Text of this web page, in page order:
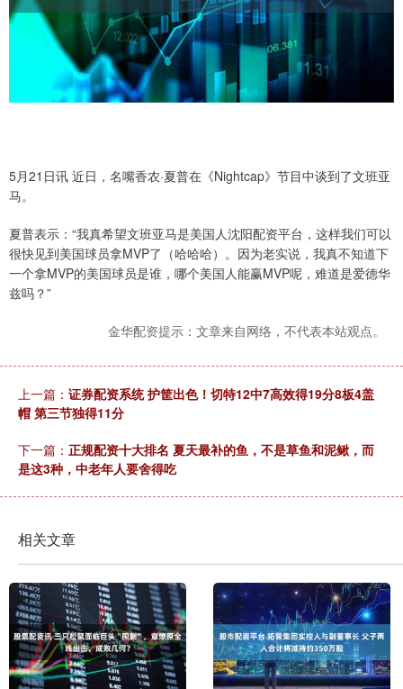
5月21日讯 近日，名嘴香农·夏普在《Nightcap》节目中谈到了文班亚
马。
夏普表示：“我真希望文班亚马是美国人沈阳配资平台，这样我们可以
很快见到美国球员拿MVP了（哈哈哈）。因为老实说，我真不知道下
一个拿MVP的美国球员是谁，哪个美国人能赢MVP呢，难道是爱德华
兹吗？”
金华配资提示：文章来自网络，不代表本站观点。
上一篇： 证券配资系统 护筐出色！切特12中7高效得19分8板4盖
帽 第三节独得11分
下一篇： 正规配资十大排名 夏天最补的鱼，不是草鱼和泥鳅，而
是这3种，中老年人要舍得吃
相关文章